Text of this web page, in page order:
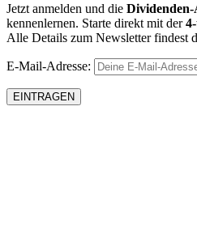
Jetzt anmelden und die
kennenlernen. Starte direkt mit der
Alle Details zum Newsletter findest
E-Mail-Adresse: